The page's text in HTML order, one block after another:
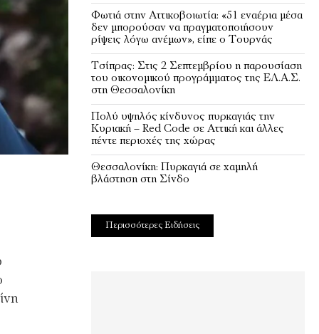
Φωτιά στην Αττικοβοιωτία: «51 εναέρια μέσα
δεν μπορούσαν να πραγματοποιήσουν
ρίψεις λόγω ανέμων», είπε ο Τουρνάς
Τσίπρας: Στις 2 Σεπτεμβρίου η παρουσίαση
του οικονομικού προγράμματος της ΕΛ.Α.Σ.
στη Θεσσαλονίκη
Πολύ υψηλός κίνδυνος πυρκαγιάς την
Κυριακή – Red Code σε Αττική και άλλες
πέντε περιοχές της χώρας
Θεσσαλονίκη: Πυρκαγιά σε χαμηλή
βλάστηση στη Σίνδο
Περισσότερες Ειδήσεις